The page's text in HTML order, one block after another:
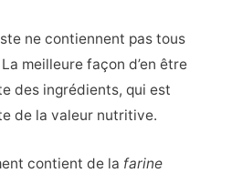
ne contiennent pas tous
meilleure façon d’en être
des ingrédients, qui est
de la valeur nutritive.
contient de la farine